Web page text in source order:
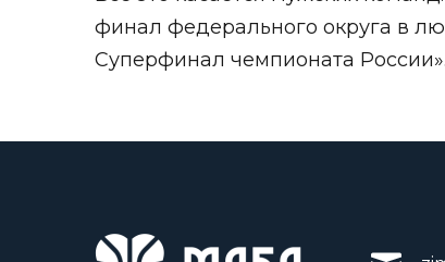
финал федерального округа в
Суперфинал чемпионата России».